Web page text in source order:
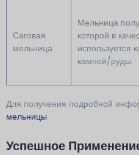
Саговая
мельница
Мельница
которой в
используется
камней/руды.
Для получения подробной
мельницы
Успешное